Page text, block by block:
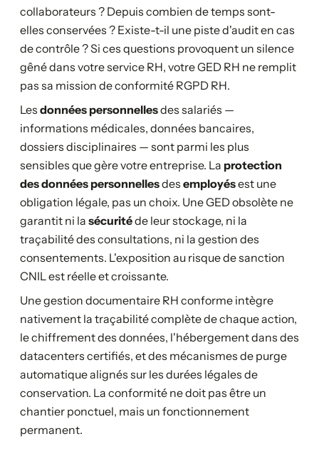
collaborateurs ? Depuis combien de temps sont-
elles conservées ? Existe-t-il une piste d'audit en cas
de contrôle ? Si ces questions provoquent un silence
gêné dans votre service RH, votre GED RH ne remplit
pas sa mission de conformité RGPD RH.
Les données personnellesdes salariés —
informations médicales, données bancaires,
dossiers disciplinaires — sont parmi les plus
sensibles que gère votre entreprise. La protection
des données personnellesdes employésest une
obligation légale, pas un choix. Une GED obsolète ne
garantit ni la sécuritéde leur stockage, ni la
traçabilité des consultations, ni la gestion des
consentements. L'exposition au risque de sanction
CNIL est réelle et croissante.
Une gestion documentaire RH conforme intègre
nativement la traçabilité complète de chaque action,
le chiffrement des données, l'hébergement dans des
datacenters certifiés, et des mécanismes de purge
automatique alignés sur les durées légales de
conservation. La conformité ne doit pas être un
chantier ponctuel, mais un fonctionnement
permanent.